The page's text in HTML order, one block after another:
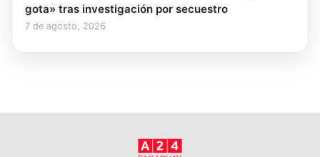
gota» tras investigación por secuestro
7 de agosto, 2026